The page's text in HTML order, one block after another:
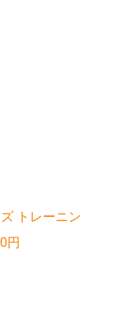
トレーニン
円